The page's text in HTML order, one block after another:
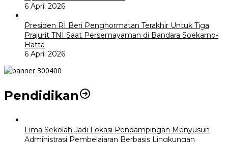
6 April 2026
Presiden RI Beri Penghormatan Terakhir Untuk Tiga
Prajurit TNI Saat Persemayaman di Bandara Soekarno-
Hatta
6 April 2026
Pendidikan
Lima Sekolah Jadi Lokasi Pendampingan Menyusun
Administrasi Pembelajaran Berbasis Lingkungan